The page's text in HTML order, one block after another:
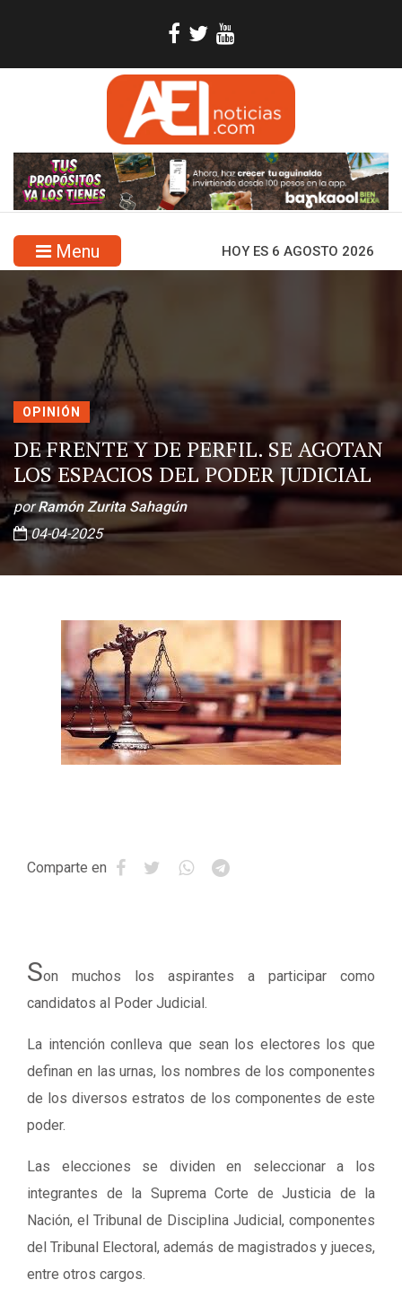
Menu HOY ES 6 AGOSTO 2026
OPINIÓN
DE FRENTE Y DE PERFIL. SE AGOTAN
LOS ESPACIOS DEL PODER JUDICIAL
porRamón Zurita Sahagún
04-04-2025
Comparte en
Son muchos los aspirantes a participar como
candidatos al Poder Judicial.
La intención conlleva que sean los electores los que
definan en las urnas, los nombres de los componentes
de los diversos estratos de los componentes de este
poder.
Las elecciones se dividen en seleccionar a los
integrantes de la Suprema Corte de Justicia de la
Nación, el Tribunal de Disciplina Judicial, componentes
del Tribunal Electoral, además de magistrados y jueces,
entre otros cargos.